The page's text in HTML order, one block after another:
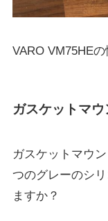
VARO VM75HE
ガスケットマ
ガスケットマウ
つのグレーのシ
ますか？